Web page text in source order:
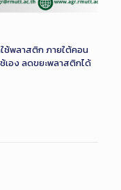
ช้พลาสติก ภายใต้คอน
เอง ลดขยะพลาสติกได้